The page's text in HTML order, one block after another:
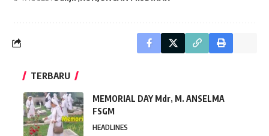
TERBARU
MEMORIAL DAY Mdr, M. ANSELMA
FSGM
HEADLINES